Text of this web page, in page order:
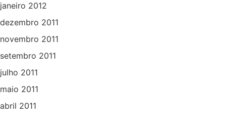
janeiro 2012
dezembro 2011
novembro 2011
setembro 2011
julho 2011
maio 2011
abril 2011